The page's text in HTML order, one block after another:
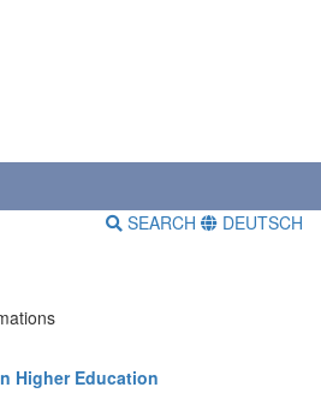
SEARCH DEUTSCH
Higher Education